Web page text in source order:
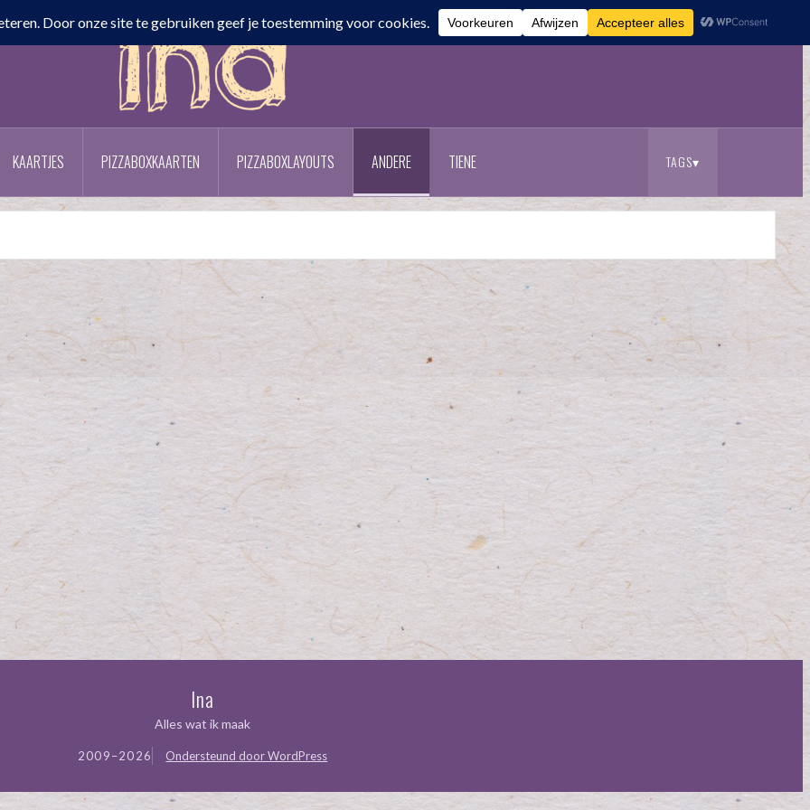
TAGS
KAARTJES PIZZABOXKAARTEN PIZZABOXLAYOUTS ANDERE TIENE
Ina
Alles wat ik maak
2009–2026 Ondersteund door WordPress